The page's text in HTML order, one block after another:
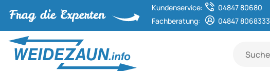
Kundenservice:
04847 80680
Fachberatung:
04847 8068333